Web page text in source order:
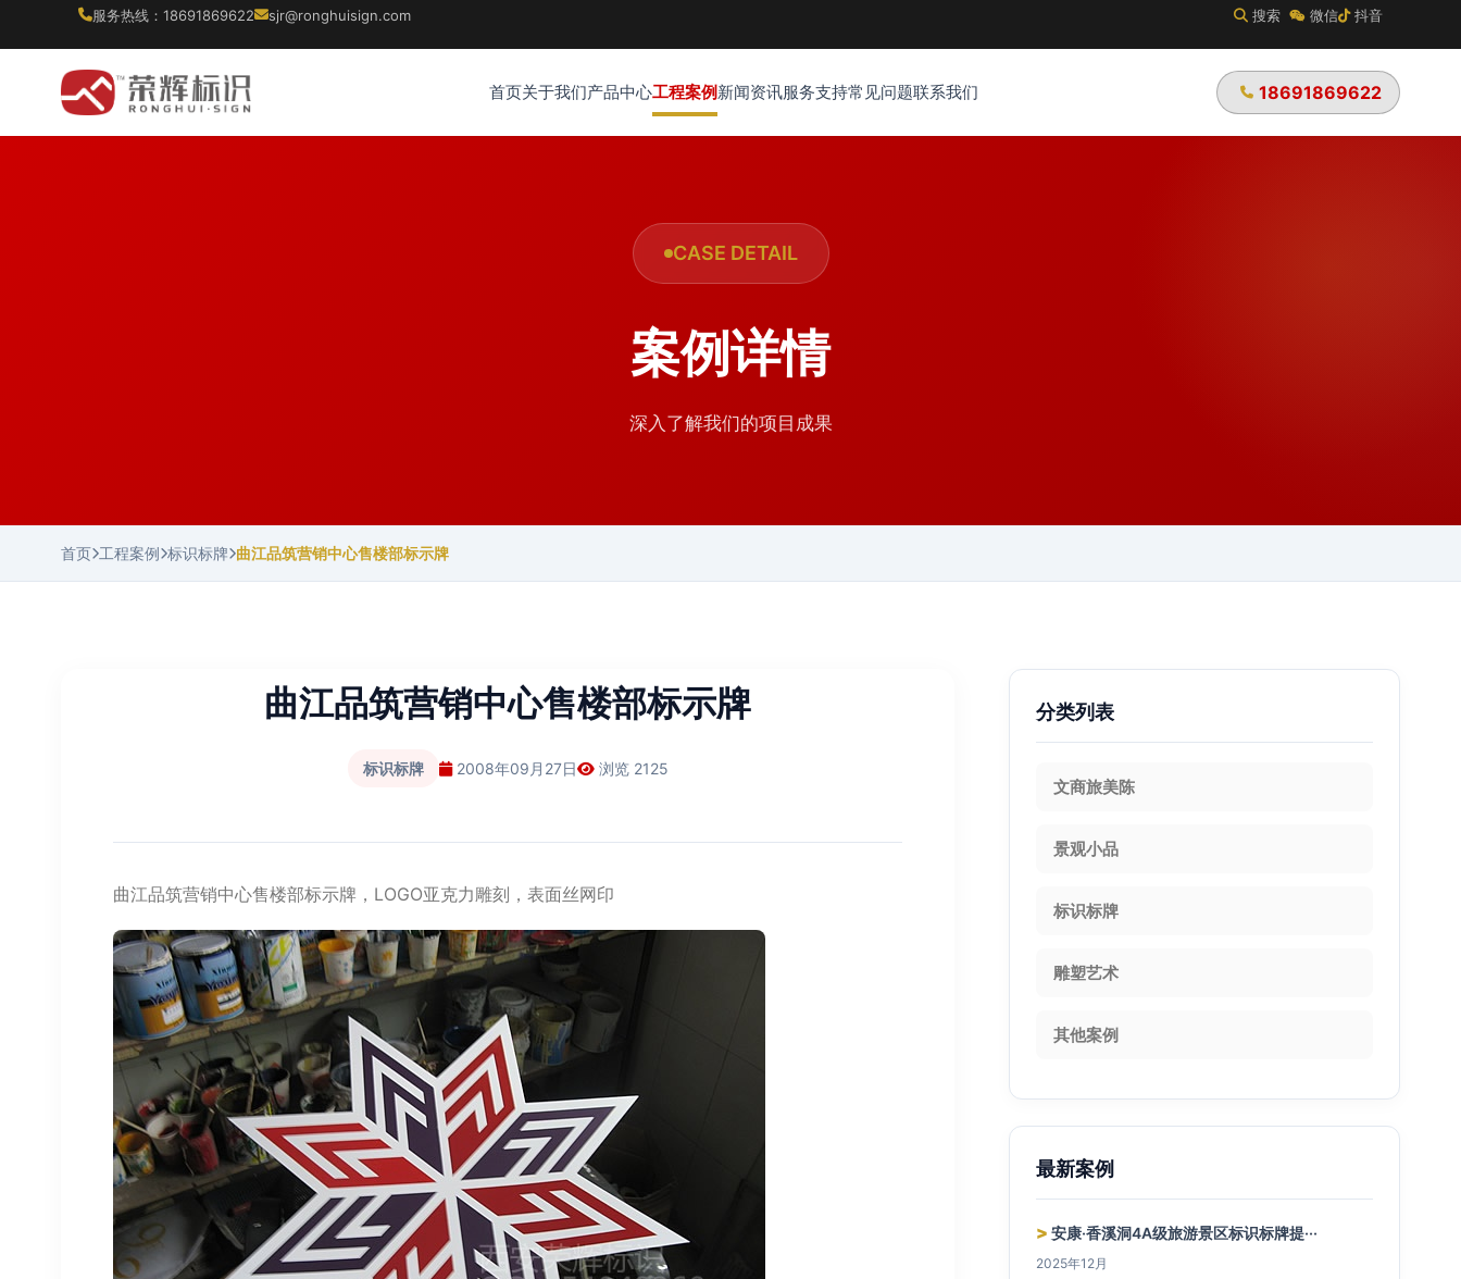
服务热线：18691869622 sjr@ronghuisign.com 搜索 微信 抖音
首页关于我们产品中心工程案例新闻资讯服务支持常见问题联系我们 18691869622
CASE DETAIL
案例详情
深入了解我们的项目成果
首页 工程案例 标识标牌 曲江品筑营销中心售楼部标示牌
曲江品筑营销中心售楼部标示牌
标识标牌 2008年09月27日 浏览 2125
曲江品筑营销中心售楼部标示牌，LOGO亚克力雕刻，表面丝网印
分类列表
文商旅美陈
景观小品
标识标牌
雕塑艺术
其他案例
最新案例
> 安康·香溪洞4A级旅游景区标识标牌提···
2025年12月